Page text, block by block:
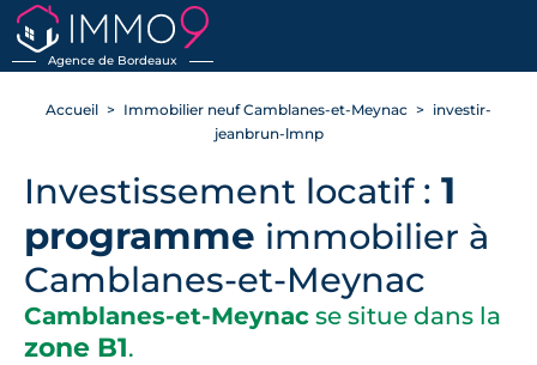
Agence de Bordeaux
RETOUR
Accueil Immobilier neuf Camblanes-et-Meynac
investir-
jeanbrun-lmnp
Investissement locatif : 1
programme immobilier à
Camblanes-et-Meynac
Camblanes-et-Meynac se situe dans la
zone B1.